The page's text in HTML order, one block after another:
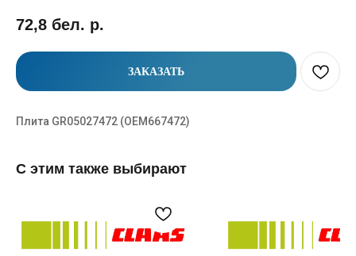
72,8 бел. р.
ЗАКАЗАТЬ
Плита GR05027472 (OEM667472)
С этим также выбирают